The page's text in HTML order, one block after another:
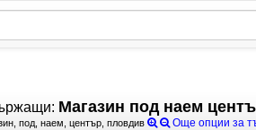
Магазин под наем
под, наем, център, пловдив Още опции за